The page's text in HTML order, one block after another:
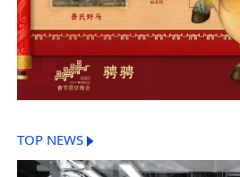
TOP NEWS